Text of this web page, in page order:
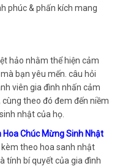
phúc & phấn kích mang
hảo nhằm thể hiện cảm
bạn yêu mến. câu hỏi
viên gia đình nhấn cảm
theo đó đem đến niềm
nhật của họ.
Hoa Chúc Mừng Sinh Nhật
theo hoa sanh nhật
tính bí quyết của gia đình